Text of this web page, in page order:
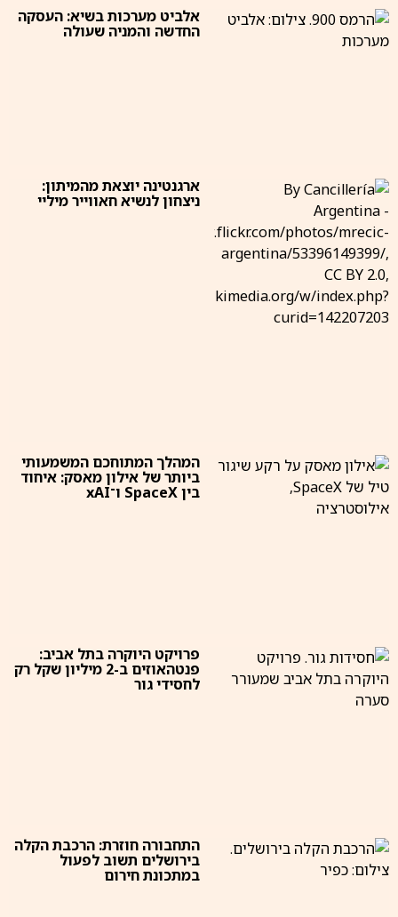
אלביט מערכות בשיא: העסקה
החדשה והמניה שעולה
ארגנטינה יוצאת מהמיתון:
ניצחון לנשיא חאווייר מיליי
המהלך המתוחכם המשמעותי
ביותר של אילון מאסק: איחוד
בין SpaceX ו־xAI
פרויקט היוקרה בתל אביב:
פנטהאוזים ב-2 מיליון שקל רק
לחסידי גור
התחבורה חוזרת: הרכבת הקלה
בירושלים תשוב לפעול
במתכונת חירום